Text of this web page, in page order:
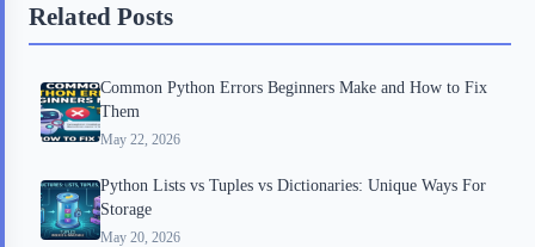
o
k
e
o
r
d
s
t
Related Posts
Common Python Errors Beginners Make and How to Fix
Them
May 22, 2026
Python Lists vs Tuples vs Dictionaries: Unique Ways For
Storage
May 20, 2026